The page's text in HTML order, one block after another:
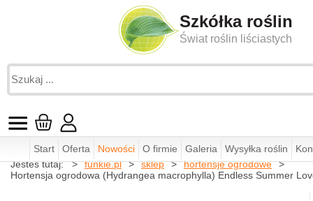
Szkółka roślin
Świat roślin liściastych
Start Oferta Nowości O firmie Galeria Wysyłka roślin
Jesteś tutaj:
funkie.pl sklep
hortensje ogrodowe
Hortensja ogrodowa (Hydrangea macrophylla) Endless Summer